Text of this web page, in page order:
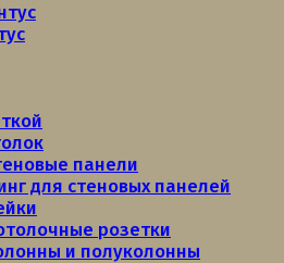
панели
для стеновых панелей
розетки
и полуколонны